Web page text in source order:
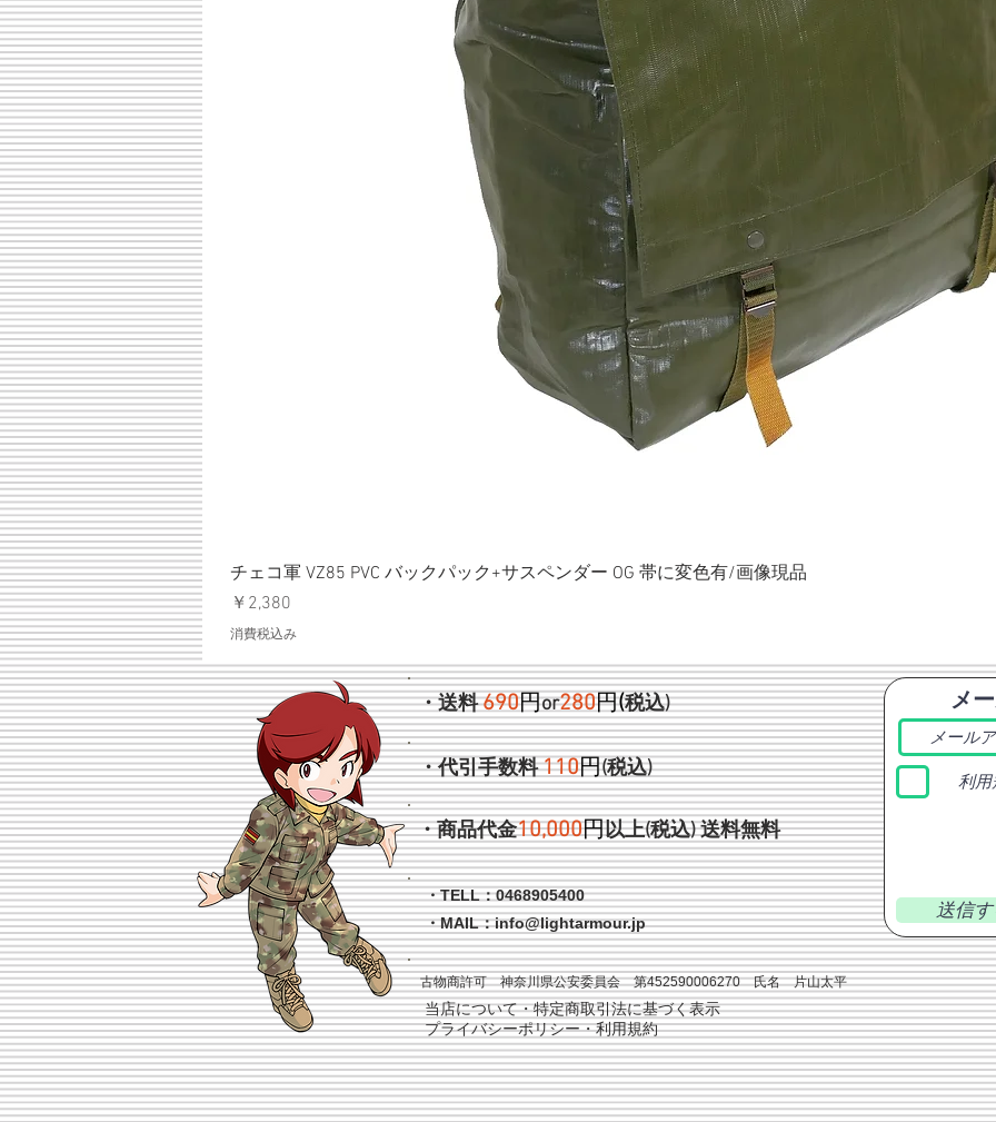
チェコ軍 VZ85 PVC バックパック+サスペンダー OG 帯に変色有/画像現品
価格
￥2,380
消費税込み
・送料690円or280円(税込)
・代引手数料110円(税込)
・商品代金10,000円以上(税込)送料無料
・TELL：0468905400
・MAIL：info@lightarmour.jp
古物商許可 神奈川県公安委員会 第452590006270 氏名 片山太平
当店について・特定商取引法に基づく表示
プライバシーポリシー・利用規約
メ
利用
送信